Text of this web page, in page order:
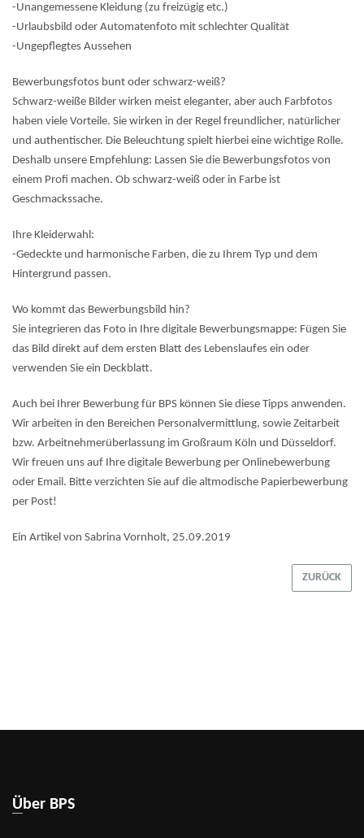
-Unangemessene Kleidung (zu freizügig etc.)
-Urlaubsbild oder Automatenfoto mit schlechter Qualität
-Ungepflegtes Aussehen
Bewerbungsfotos bunt oder schwarz-weiß?
Schwarz-weiße Bilder wirken meist eleganter, aber auch Farbfotos
haben viele Vorteile. Sie wirken in der Regel freundlicher, natürlicher
und authentischer. Die Beleuchtung spielt hierbei eine wichtige Rolle.
Deshalb unsere Empfehlung: Lassen Sie die Bewerbungsfotos von
einem Profi machen. Ob schwarz-weiß oder in Farbe ist
Geschmackssache.
Ihre Kleiderwahl:
-Gedeckte und harmonische Farben, die zu Ihrem Typ und dem
Hintergrund passen.
Wo kommt das Bewerbungsbild hin?
Sie integrieren das Foto in Ihre digitale Bewerbungsmappe: Fügen Sie
das Bild direkt auf dem ersten Blatt des Lebenslaufes ein oder
verwenden Sie ein Deckblatt.
Auch bei Ihrer Bewerbung für BPS können Sie diese Tipps anwenden.
Wir arbeiten in den Bereichen Personalvermittlung, sowie Zeitarbeit
bzw. Arbeitnehmerüberlassung im Großraum Köln und Düsseldorf.
Wir freuen uns auf Ihre digitale Bewerbung per Onlinebewerbung
oder Email. Bitte verzichten Sie auf die altmodische Papierbewerbung
per Post!
Ein Artikel von Sabrina Vornholt, 25.09.2019
ZURÜCK
Über BPS